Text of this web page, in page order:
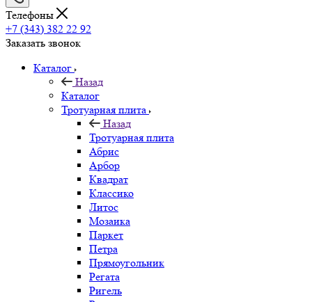
Телефоны
+7 (343) 382 22 92
Заказать звонок
Каталог
Назад
Каталог
Тротуарная плита
Назад
Тротуарная плита
Абрис
Арбор
Квадрат
Классико
Литос
Мозаика
Паркет
Петра
Прямоугольник
Регата
Ригель